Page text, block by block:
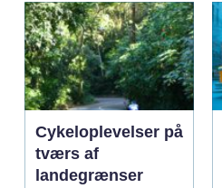
Cykeloplevelser på
tværs af
landegrænser